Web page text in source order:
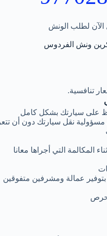
الآن لطلب الونش
كرين ونش الفردوس
تنافسية.
على سيارتك بشكل كامل
مسؤولية نقل سيارتك دون أن
المكالمة التي أجراها معانا
بتوفير عمالة ومشرفين متفوقين